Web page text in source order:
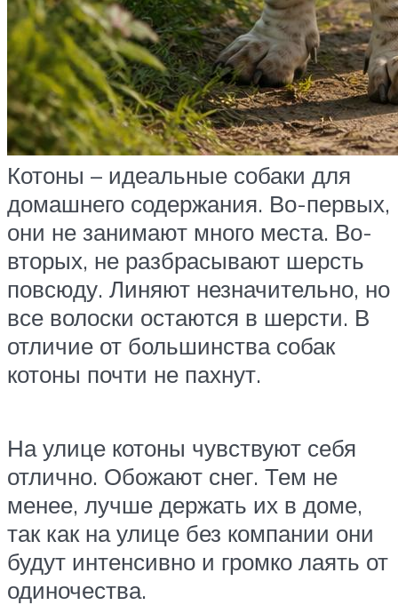
Котоны – идеальные собаки для
домашнего содержания. Во-первых,
они не занимают много места. Во-
вторых, не разбрасывают шерсть
повсюду. Линяют незначительно, но
все волоски остаются в шерсти. В
отличие от большинства собак
котоны почти не пахнут.
На улице котоны чувствуют себя
отлично. Обожают снег. Тем не
менее, лучше держать их в доме,
так как на улице без компании они
будут интенсивно и громко лаять от
одиночества.